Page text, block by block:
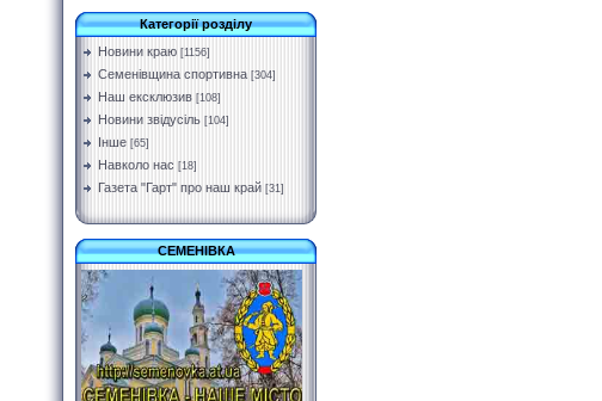
Категорії розділу
Новини краю [1156]
Семенівщина спортивна [304]
Наш ексклюзив [108]
Новини звідусіль [104]
Інше [65]
Навколо нас [18]
Газета "Гарт" про наш край [31]
СЕМЕНІВКА